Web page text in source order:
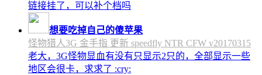
链接挂了，可以补个档吗
想要吃掉自己的傻苹果
怪物猎人3G 金手指 更新 speedfly NTR CFW v20170315
老大，3G怪物显血有没有只显示2只的，全部显示一些
地区会很卡，求求了 :cry: